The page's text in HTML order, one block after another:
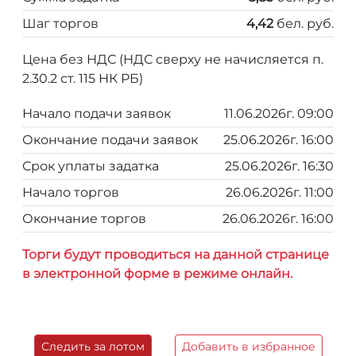
Шаг торгов
4,42 бел. руб.
Цена без НДС (НДС сверху не начисляется п.
2.30.2 ст. 115 НК РБ)
Начало подачи заявок
11.06.2026г. 09:00
Окончание подачи заявок
25.06.2026г. 16:00
Срок уплаты задатка
25.06.2026г. 16:30
Начало торгов
26.06.2026г. 11:00
Окончание торгов
26.06.2026г. 16:00
Торги будут проводиться на данной странице
в электронной форме в режиме онлайн.
Следить за лотом Добавить в избранное